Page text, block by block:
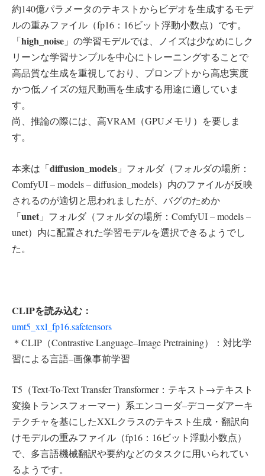
約140億パラメータのテキストからビデオを生成するモデ
ルの重みファイル（fp16：16ビット浮動小数点）です。
「high_noise 」の学習モデルでは、ノイズは少なめにしク
リーンな学習サンプルを中心にトレーニングすることで
高品質な生成を重視しており、プロンプトから高忠実度
かつ低ノイズの短尺動画を生成する用途に適していま
す。
尚、推論の際には、高VRAM（GPUメモリ）を要しま
す。
本来は「diffusion_models 」フォルダ（フォルダの場所：
ComfyUI – models – diffusion_models）内のファイルが反映
されるのが適切と思われましたが、バグのためか
「unet 」フォルダ（フォルダの場所：ComfyUI – models –
unet）内に配置された学習モデルを選択できるようでし
た。
CLIPを読み込む：
umt5_xxl_fp16.safetensors
＊CLIP（Contrastive Language–Image Pretraining）：対比学
習による言語–画像事前学習
T5（Text-To-Text Transfer Transformer：テキスト→テキスト
変換トランスフォーマー）系エンコーダ–デコーダアーキ
テクチャを基にしたXXLクラスのテキスト生成・翻訳向
けモデルの重みファイル（fp16：16ビット浮動小数点）
で、多言語機械翻訳や要約などのタスクに用いられてい
るようです。